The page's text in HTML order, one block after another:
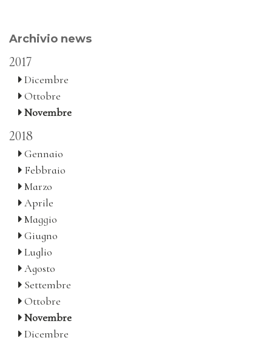
Archivio news
2017
Dicembre
Ottobre
Novembre
2018
Gennaio
Febbraio
Marzo
Aprile
Maggio
Giugno
Luglio
Agosto
Settembre
Ottobre
Novembre
Dicembre